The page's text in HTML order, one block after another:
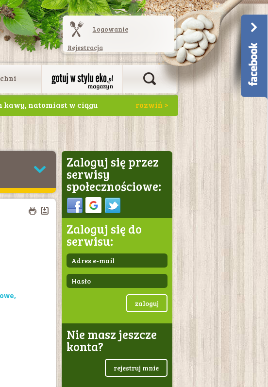
Logowanie
Rejestracja
kawy, natomiast w ciągu
,
Zaloguj się przez
serwisy
społecznościowe:
Sign in
Zaloguj się do
serwisu:
zaloguj
Nie masz jeszcze
konta?
rejestruj mnie